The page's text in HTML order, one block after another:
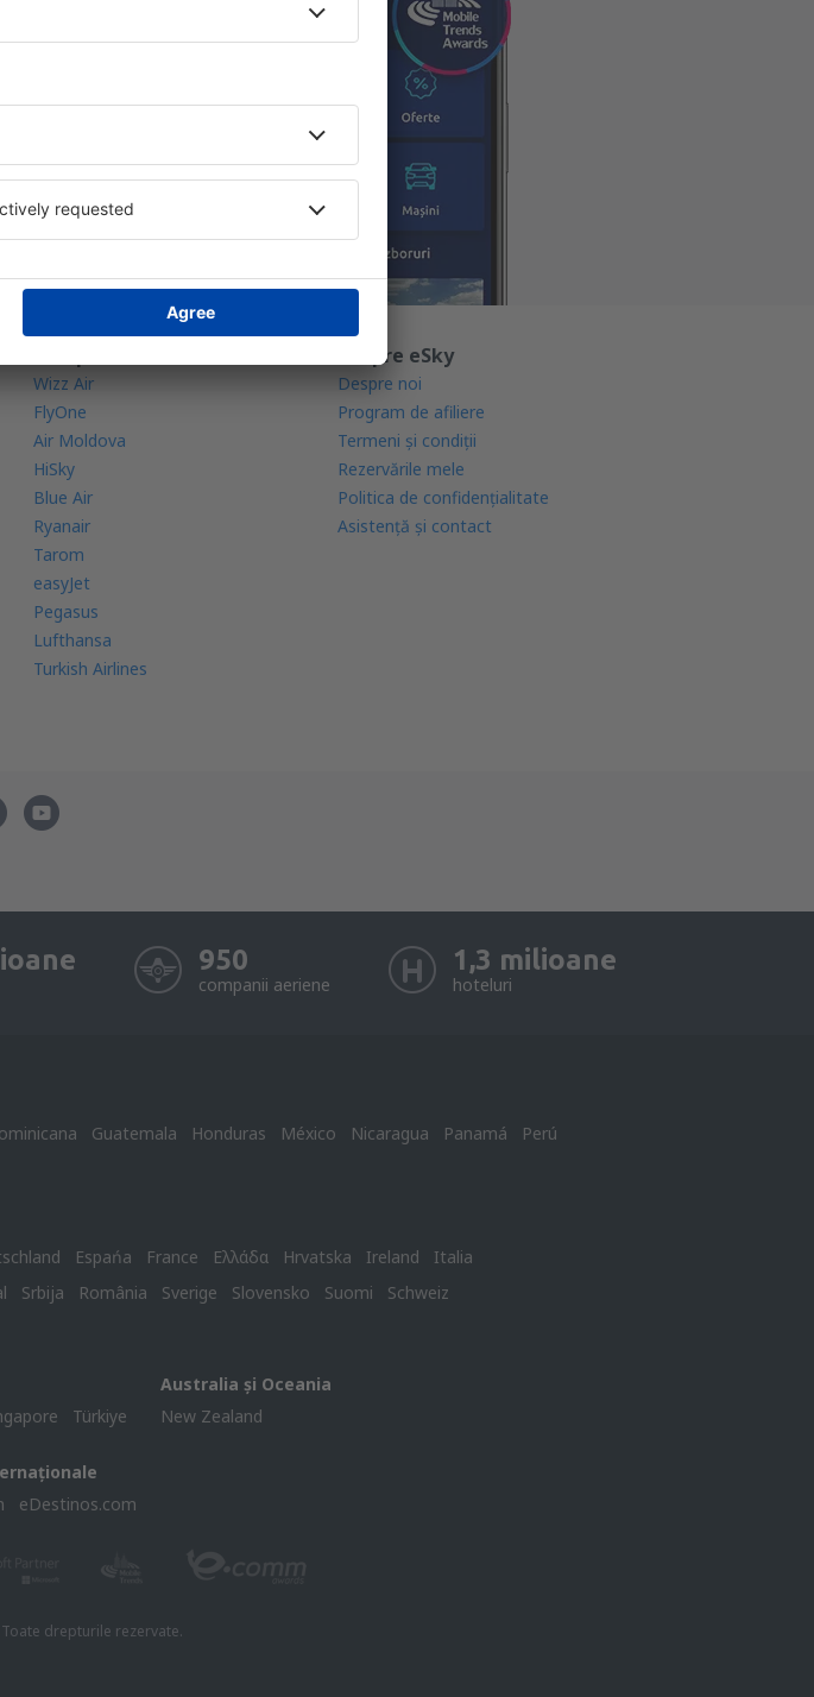
călătoriilor
Wizz Air
FlyOne
Air Moldova
HiSky
Blue Air
Ryanair
Tarom
easyJet
Pegasus
Lufthansa
Turkish Airlines
Despre eSky
Despre noi
Program de afiliere
Termeni şi condiţii
Rezervările mele
Politica de confidențialitate
Asistenţă şi contact
950
companii aeriene
1,3 milioane
hoteluri
Guatemala Honduras México Nicaragua Panamá
Perú
Espańa France Ελλάδα Hrvatska Ireland
Italia
Srbija România Sverige Slovensko Suomi
Schweiz
Türkiye
Australia și Oceania
New Zealand
eDestinos.com
drepturile rezervate.